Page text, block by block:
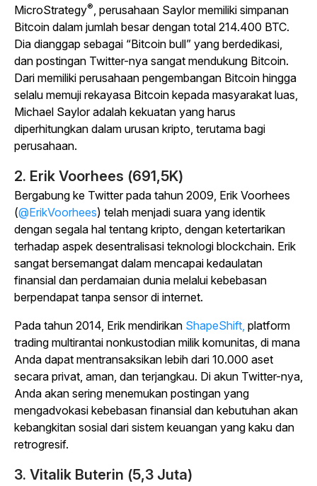
MicroStrategy®, perusahaan Saylor memiliki simpanan
Bitcoin dalam jumlah besar dengan total 214.400 BTC.
Dia dianggap sebagai “Bitcoin bull” yang berdedikasi,
dan postingan Twitter-nya sangat mendukung Bitcoin.
Dari memiliki perusahaan pengembangan Bitcoin hingga
selalu memuji rekayasa Bitcoin kepada masyarakat luas,
Michael Saylor adalah kekuatan yang harus
diperhitungkan dalam urusan kripto, terutama bagi
perusahaan.
2. Erik Voorhees (691,5K)
Bergabung ke Twitter pada tahun 2009, Erik Voorhees
(@ErikVoorhees) telah menjadi suara yang identik
dengan segala hal tentang kripto, dengan ketertarikan
terhadap aspek desentralisasi teknologi blockchain. Erik
sangat bersemangat dalam mencapai kedaulatan
finansial dan perdamaian dunia melalui kebebasan
berpendapat tanpa sensor di internet.
Pada tahun 2014, Erik mendirikan ShapeShift, platform
trading multirantai nonkustodian milik komunitas, di mana
Anda dapat mentransaksikan lebih dari 10.000 aset
secara privat, aman, dan terjangkau. Di akun Twitter-nya,
Anda akan sering menemukan postingan yang
mengadvokasi kebebasan finansial dan kebutuhan akan
kebangkitan sosial dari sistem keuangan yang kaku dan
retrogresif.
3. Vitalik Buterin (5,3 Juta)